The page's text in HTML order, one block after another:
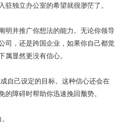
独立办公室的希望就很渺茫了。
明并推广你想法的能力。无论你领导
司，还是跨国企业，如果你自己都觉
属显然更没有信心。
自己设定的目标。这种信心还会在
的障碍时帮助你迅速挽回颓势。